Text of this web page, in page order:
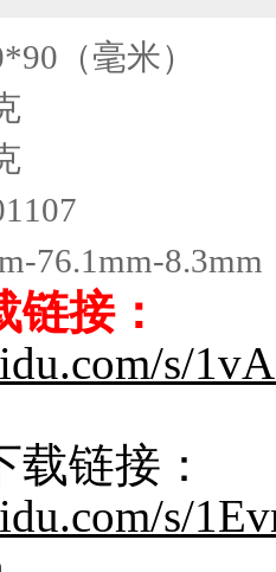
（毫米）
76.1mm-8.3mm
接：
s/
链接：
s/